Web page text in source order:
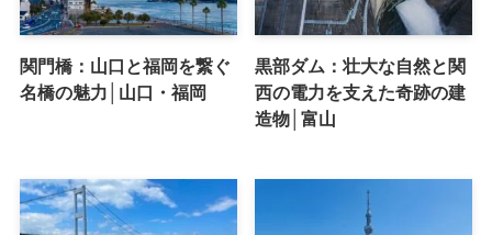
関門橋：山口と福岡を繋ぐ
名橋の魅力│山口・福岡
黒部ダム：壮大な自然と関
西の電力を支えた奇跡の建
造物│富山